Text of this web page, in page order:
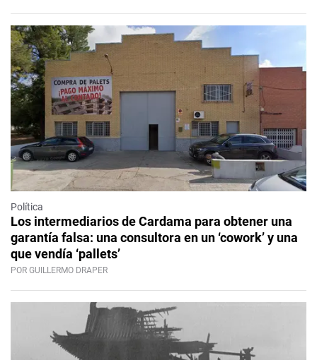
Política
Los intermediarios de Cardama para obtener una
garantía falsa: una consultora en un ‘cowork’ y una
que vendía ‘pallets’
POR GUILLERMO DRAPER